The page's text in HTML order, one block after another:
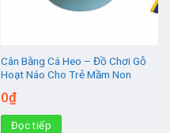
Cân Bằng Cá Heo – Đồ Chơi Gỗ
Hoạt Náo Cho Trẻ Mầm Non
0₫
Đọc tiếp